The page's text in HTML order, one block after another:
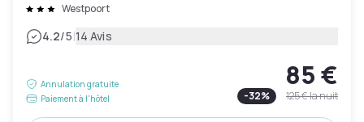
Westpoort
4.2/5|14 Avis
Annulation gratuite
Paiement à l'hôtel
85 €
-32% 125 €la nuit